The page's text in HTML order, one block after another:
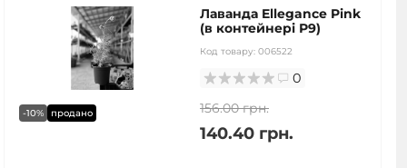
-10% продано
Лаванда Ellegance Pink
(в контейнері Р9)
Код товару: 006522
0
156.00 грн.
140.40 грн.